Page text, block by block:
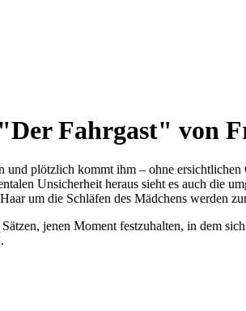
Fahrgast" von
und plötzlich kommt ihm – ohne
Unsicherheit heraus sieht es auch die
um die Schläfen des Mädchens werden
jenen Moment festzuhalten, in dem